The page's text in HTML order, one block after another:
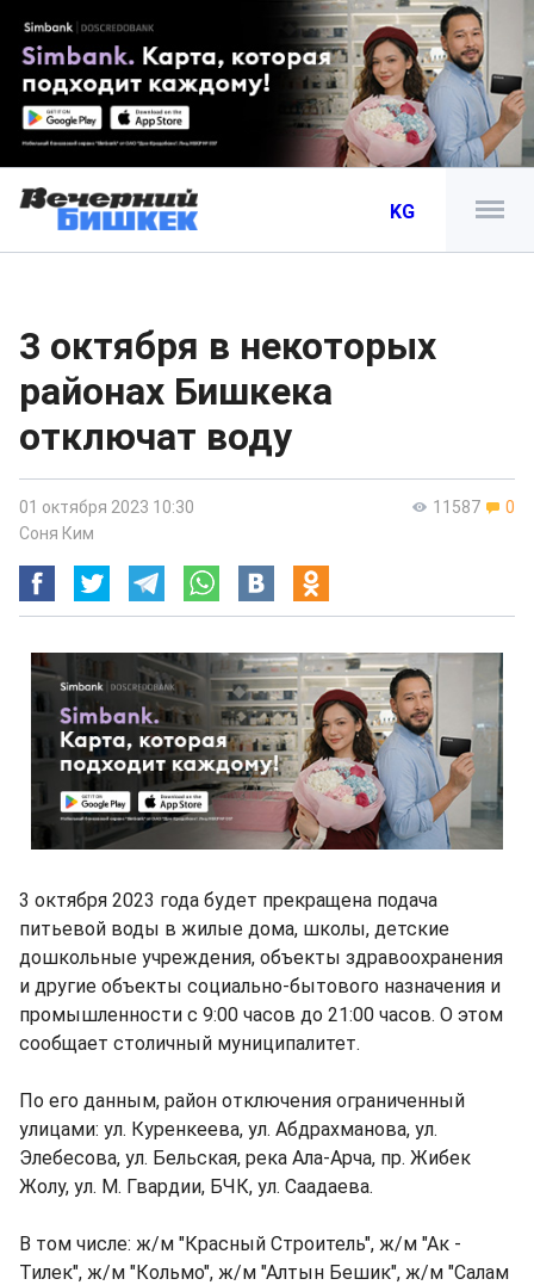
KG
3 октября в некоторых
районах Бишкека
отключат воду
11587 0
01 октября 2023 10:30
Соня Ким
3 октября 2023 года будет прекращена подача
питьевой воды в жилые дома, школы, детские
дошкольные учреждения, объекты здравоохранения
и другие объекты социально-бытового назначения и
промышленности с 9:00 часов до 21:00 часов. О этом
сообщает столичный муниципалитет.
По его данным, район отключения ограниченный
улицами: ул. Куренкеева, ул. Абдрахманова, ул.
Элебесова, ул. Бельская, река Ала-Арча, пр. Жибек
Жолу, ул. М. Гвардии, БЧК, ул. Саадаева.
В том числе: ж/м "Красный Строитель", ж/м "Ак -
Тилек", ж/м "Кольмо", ж/м "Алтын Бешик", ж/м "Салам